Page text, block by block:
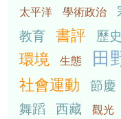
太平洋 學術政治
教育 書評 歷史
環境 生態 田
社會運動 節慶
舞蹈 西藏 觀光